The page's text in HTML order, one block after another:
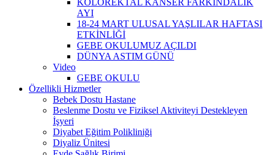
AYI
18-24 MART ULUSAL YAŞLILAR HAFTASI
ETKİNLİĞİ
GEBE OKULUMUZ AÇILDI
DÜNYA ASTIM GÜNÜ
Video
GEBE OKULU
Özellikli Hizmetler
Bebek Dostu Hastane
Beslenme Dostu ve Fiziksel Aktiviteyi Destekleyen
İşyeri
Diyabet Eğitim Polikliniği
Diyaliz Ünitesi